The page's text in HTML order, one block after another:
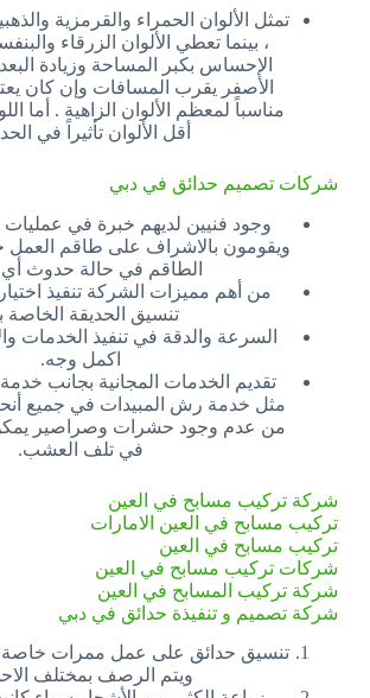
تمثل الألوان الحمراء والقرمزية
، بينما تعطي الألوان الزرقاء
الإحساس بكبر المساحة وزيادة
الأصفر يقرب المسافات وإن كان
مناسباً لمعظم الألوان الزاهية . أما
أقل الألوان تأثيراً في
شركات تصميم حدائق في دبي
وجود فنيين لديهم خبرة في عمليات
ويقومون بالاشراف على طاقم العمل
الطاقم في حالة حدوث
من أهم مميزات الشركة تنفيذ
تنسيق الحديقة الخاصة
السرعة والدقة في تنفيذ الخدمات
اكمل وجه.
تقديم الخدمات المجانية بجانب
مثل خدمة رش المبيدات في جميع
من عدم وجود حشرات وصراصير
في تلف العشب.
شركة تركيب مسابح في العين
تركيب مسابح في العين الامارات
تركيب مسابح في العين
شركات تركيب مسابح في العين
شركة تركيب المسابح في العين
شركة تصميم و تنفيذة حدائق في دبي
تنسيق حدائق على عمل ممرات خاصة
ويتم الرصف بمختلف